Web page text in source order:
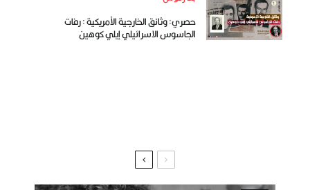
حصري: وثائق الخارجية الأمريكية : رفات
الجاسوس الاسرائيلي إيلي كوهين